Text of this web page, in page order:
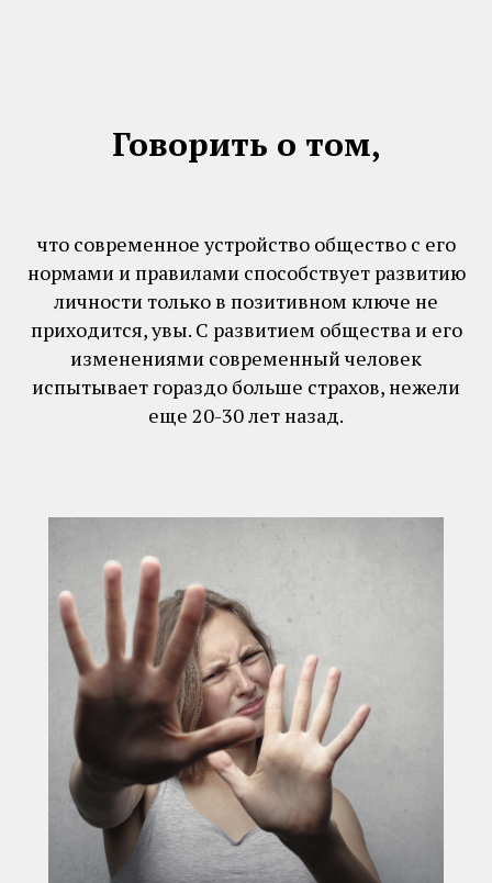
Говорить о том,
что современное устройство общество с его
нормами и правилами способствует развитию
личности только в позитивном ключе не
приходится, увы. С развитием общества и его
изменениями современный человек
испытывает гораздо больше страхов, нежели
еще 20-30 лет назад.